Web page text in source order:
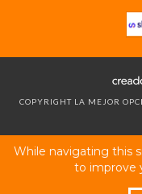
While navigating this
to improve
COPYRIGHT LA MEJOR